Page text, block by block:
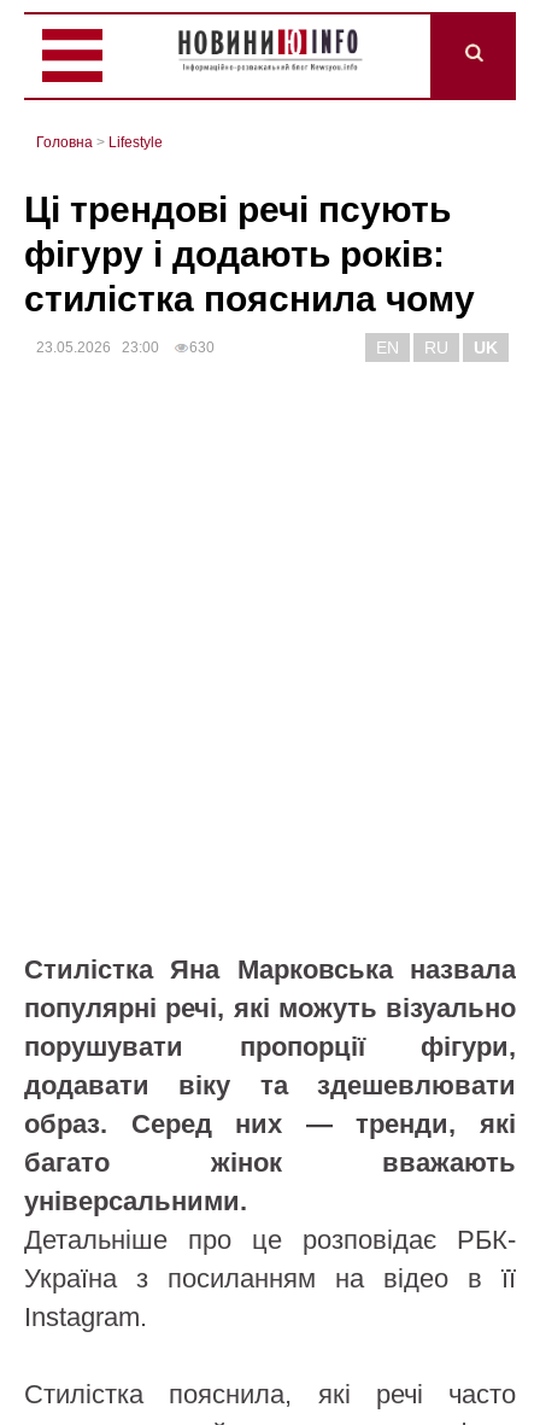
Головна > Lifestyle
Ці трендові речі псують
фігуру і додають років:
стилістка пояснила чому
23.05.2026 23:00 630 EN RU UK
Стилістка Яна Марковська назвала
популярні речі, які можуть візуально
порушувати пропорції фігури,
додавати віку та здешевлювати
образ. Серед них — тренди, які
багато жінок вважають
універсальними.
Детальніше про це розповідає РБК-
Україна з посиланням на відео в її
Instagram.
Стилістка пояснила, які речі часто